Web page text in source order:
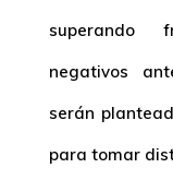
superando
negativos
serán
para tomar